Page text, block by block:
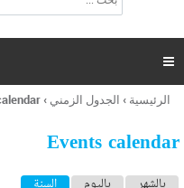
ت
ر
ل
ح
ب

أنت
هنا
الرئيسية › الجدول الزمني ›
Events calendar